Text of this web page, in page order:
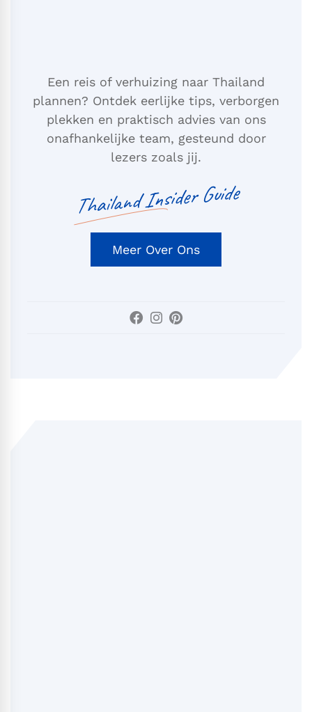
Een reis of verhuizing naar Thailand
plannen? Ontdek eerlijke tips, verborgen
plekken en praktisch advies van ons
onafhankelijke team, gesteund door
lezers zoals jij.
Thailand Insider Guide
Meer Over Ons